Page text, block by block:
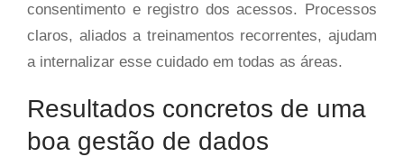
consentimento e registro dos acessos. Processos
claros, aliados a treinamentos recorrentes, ajudam
a internalizar esse cuidado em todas as áreas.
Resultados concretos de uma
boa gestão de dados